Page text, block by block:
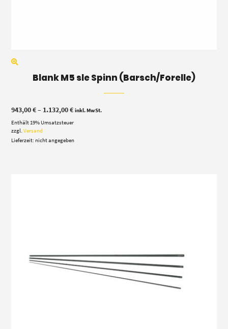
Blank M5 sle Spinn (Barsch/Forelle)
943,00€– 1.132,00€Preisspanne:
bis
inkl. MwSt.
Enthält 19% Umsatzsteuer
zzgl.Versand
Lieferzeit: nicht angegeben